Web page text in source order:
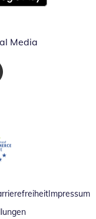
Fenster
Media
Fenster
in neuem Fenster
in neuem Fenster
Impressum